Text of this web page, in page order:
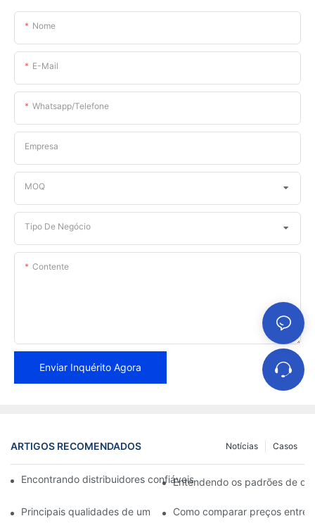
Nome
E-Mail
Whatsapp/telefone
Empresa
MOQ
Tipo De Negócio
Contente
Enviar Inquérito Agora
ARTIGOS RECOMENDADOS Casos
Notícias
Encontrando distribuidores confiáveis ​​de pastilhas de freio
Entendendo os padrões de
Principais qualidades de um revendedor confiável de pastilhas
Como comparar preços entre